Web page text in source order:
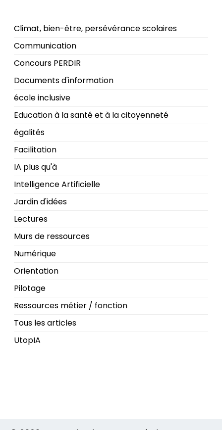
Climat, bien-être, persévérance scolaires
Communication
Concours PERDIR
Documents d'information
école inclusive
Education à la santé et à la citoyenneté
égalités
Facilitation
IA plus qu'à
Intelligence Artificielle
Jardin d'idées
Lectures
Murs de ressources
Numérique
Orientation
Pilotage
Ressources métier / fonction
Tous les articles
UtopIA